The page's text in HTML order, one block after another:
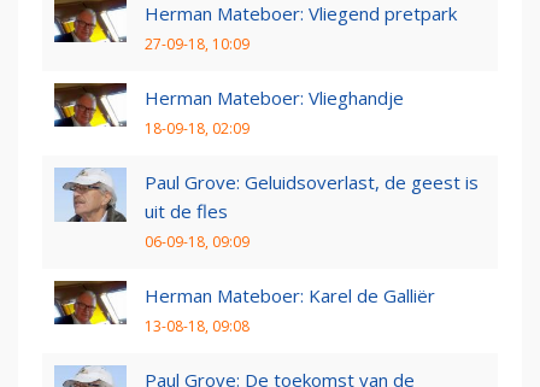
Herman Mateboer: Vliegend pretpark
27-09-18, 10:09
Herman Mateboer: Vlieghandje
18-09-18, 02:09
Paul Grove: Geluidsoverlast, de geest is
uit de fles
06-09-18, 09:09
Herman Mateboer: Karel de Galliër
13-08-18, 09:08
Paul Grove: De toekomst van de